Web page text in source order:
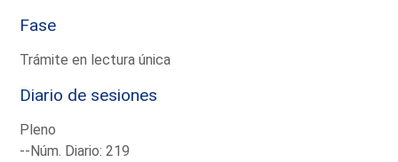
Fase
Trámite en lectura única
Diario de sesiones
Pleno
--Núm. Diario: 219